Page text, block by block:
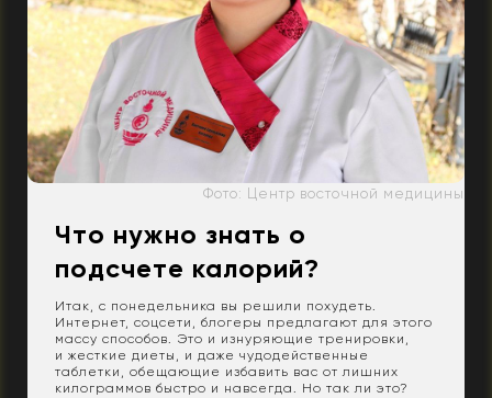
Фото: Центр восточной медицины
Что нужно знать о
подсчете калорий?
Итак, с понедельника вы решили похудеть.
Интернет, соцсети, блогеры предлагают для этого
массу способов. Это и изнуряющие тренировки,
и жесткие диеты, и даже чудодейственные
таблетки, обещающие избавить вас от лишних
килограммов быстро и навсегда. Но так ли это?